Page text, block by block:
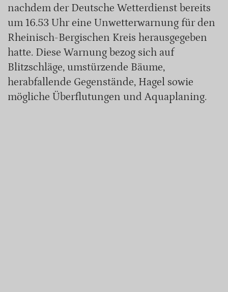
nachdem der Deutsche Wetterdienst bereits
um 16.53 Uhr eine Unwetterwarnung für den
Rheinisch-Bergischen Kreis herausgegeben
hatte. Diese Warnung bezog sich auf
Blitzschläge, umstürzende Bäume,
herabfallende Gegenstände, Hagel sowie
mögliche Überflutungen und Aquaplaning.